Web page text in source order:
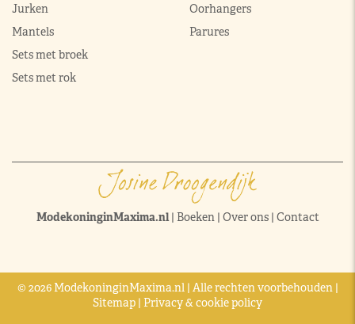
Jurken
Mantels
Sets met broek
Sets met rok
Oorhangers
Parures
ModekoninginMaxima.nl| Boeken| Over ons| Contact
© 2026 ModekoninginMaxima.nl | Alle rechten voorbehouden |
Sitemap | Privacy & cookie policy